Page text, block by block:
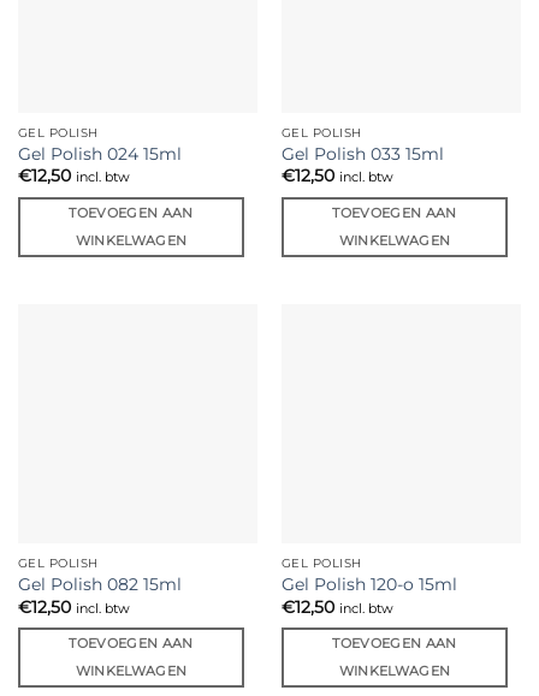
GEL POLISH
Gel Polish 024 15ml
€12,50 incl. btw
TOEVOEGEN AAN
WINKELWAGEN
GEL POLISH
Gel Polish 033 15ml
€12,50 incl. btw
TOEVOEGEN AAN
WINKELWAGEN
GEL POLISH
Gel Polish 082 15ml
€12,50 incl. btw
TOEVOEGEN AAN
WINKELWAGEN
GEL POLISH
Gel Polish 120-o 15ml
€12,50 incl. btw
TOEVOEGEN AAN
WINKELWAGEN